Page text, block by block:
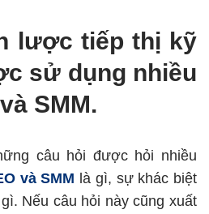
lược tiếp thị kỹ
sử dụng nhiều
SMM.
câu hỏi được hỏi nhiều
và SMM là gì, sự khác biệt
Nếu câu hỏi này cũng xuất